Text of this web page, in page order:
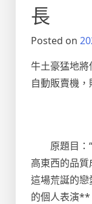
長
Posted on
牛土豪猛地
自動販賣機
原題目：“
高東西的品質
這場荒誕的
的個人表演**